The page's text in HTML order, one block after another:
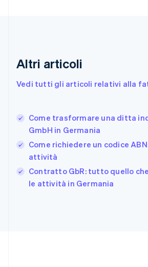
Altri articoli
Vedi tutti gli articoli relativi alla
Come trasformare una ditta
GmbH in Germania
Come richiedere un codice
attività
Contratto GbR: tutto quello
le attività in Germania
EnglishSvenska
FrançaisEnglish
Giappone
日本語English
English
Grecia
English
India